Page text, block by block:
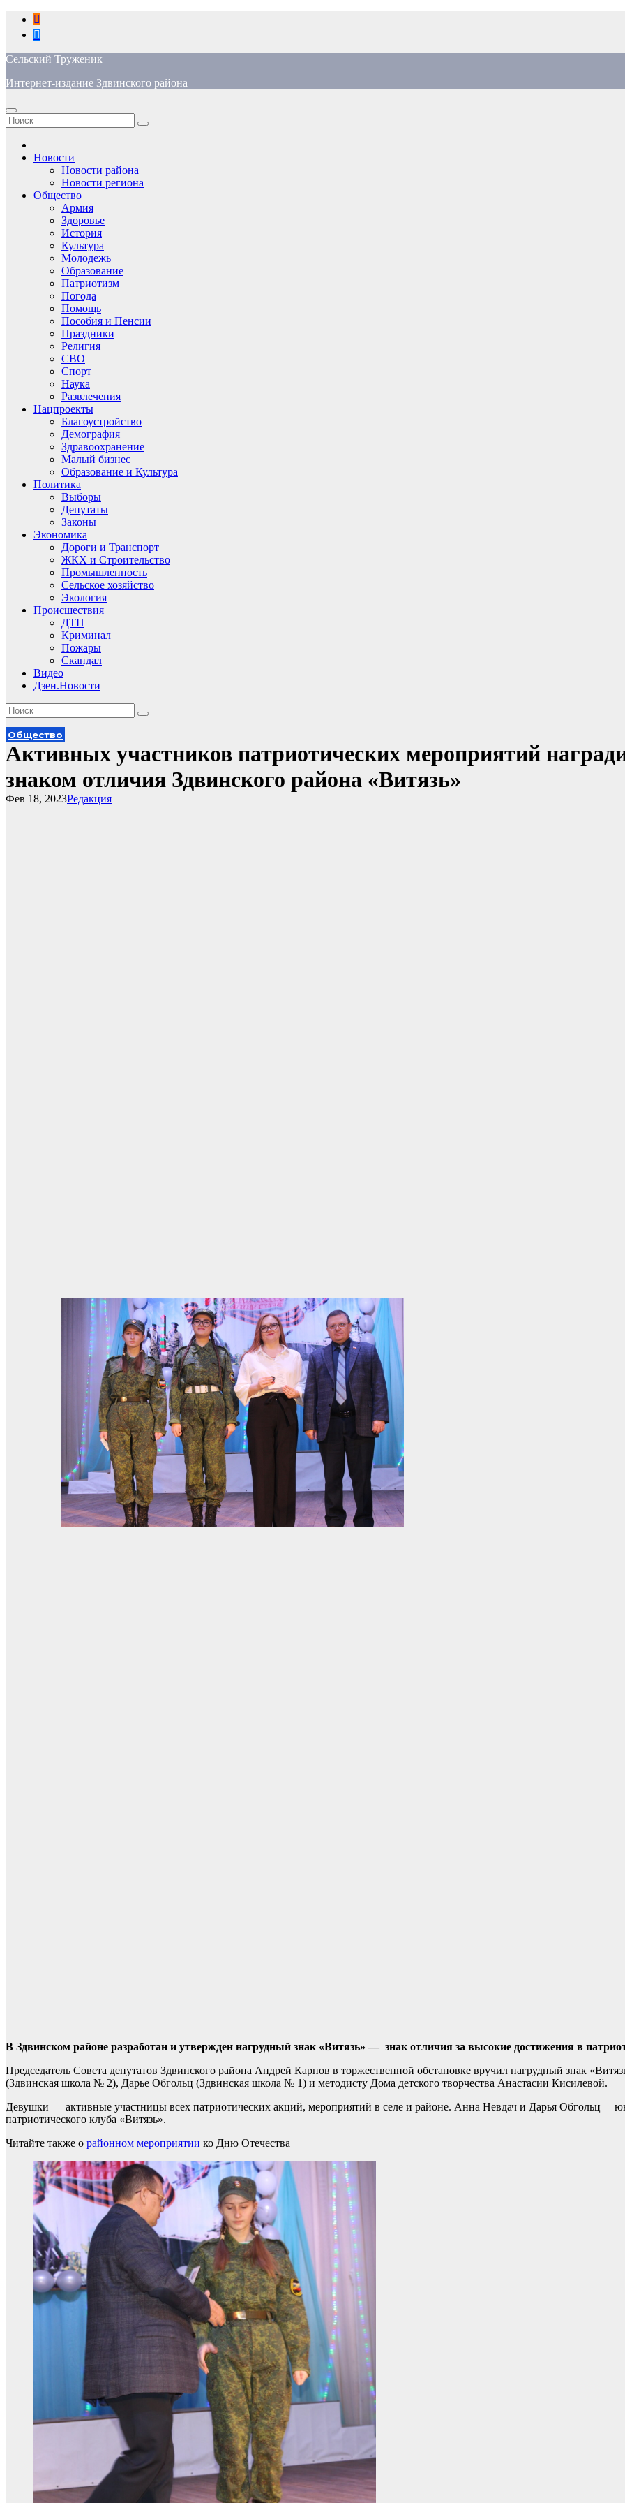
Перейти
содержимому
Сельский Труженик
Интернет-издание Здвинского района
Новости
Новости района
Новости региона
Общество
Армия
Здоровье
История
Культура
Молодежь
Образование
Патриотизм
Погода
Помощь
Пособия и Пенсии
Праздники
Религия
СВО
Спорт
Наука
Развлечения
Нацпроекты
Благоустройство
Демография
Здравоохранение
Малый бизнес
Образование и Культура
Политика
Выборы
Депутаты
Законы
Экономика
Дороги и Транспорт
ЖКХ и Строительство
Промышленность
Сельское хозяйство
Экология
Происшествия
ДТП
Криминал
Пожары
Скандал
Видео
Дзен.Новости
Общество
Активных участников патриотических мероприятий
знаком отличия Здвинского района «Витязь»
Редакция
Фев 18, 2023
В Здвинском районе разработан и утвержден нагрудный знак «Витязь» — знак отличия за высокие достижения в
Председатель Совета депутатов Здвинского района Андрей Карпов в торжественной обстановке вручил нагрудный знак
(Здвинская школа № 2), Дарье Обгольц (Здвинская школа № 1) и методисту Дома детского творчества Анастасии Кисилевой.
Девушки — активные участницы всех патриотических акций, мероприятий в селе и районе. Анна Невдач и Дарья Обгольц
патриотического клуба «Витязь».
Читайте также о районном мероприятии ко Дню Отечества